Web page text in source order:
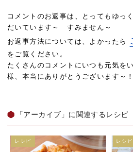
コメントのお返事は、とってもゆっ
だいています～ すみません～
お返事方法については、よかったら
をご覧ください。
たくさんのコメントにいつも元気を
様、本当にありがとうございます～！
「アーカイブ」に関連するレシピ
レシピ レシピ